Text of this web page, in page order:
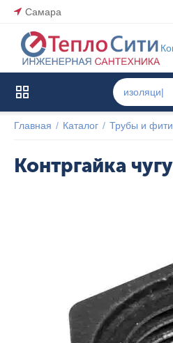
Самара
Главная / Каталог / Трубы и
Контргайка